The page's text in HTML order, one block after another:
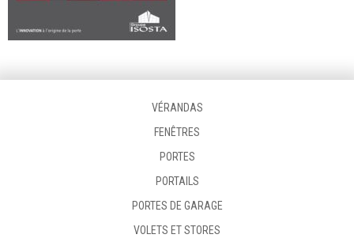
VÉRANDAS
FENÊTRES
PORTES
PORTAILS
PORTES DE GARAGE
VOLETS ET STORES